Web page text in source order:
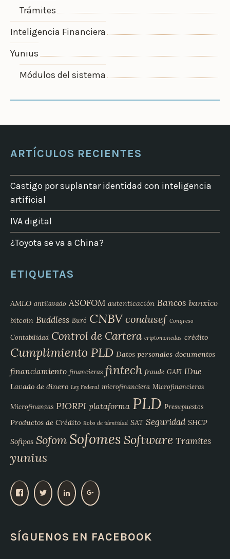
Trámites
Inteligencia Financiera
Yunius
Módulos del sistema
ARTÍCULOS RECIENTES
Castigo por suplantar identidad con inteligencia
artificial
IVA digital
¿Toyota se va a China?
ETIQUETAS
AMLO antilavado ASOFOM autenticación Bancos banxico
bitcoin Buddless Buró CNBVcondusef Congreso
Contabilidad Control de Cartera criptomonedas crédito
Cumplimiento PLD Datos personales documentos
financiamiento financieras fintech fraude GAFI IDue
Lavado de dinero Ley Federal microfinanciera Microfinancieras
Microfinanzas PIORPI plataforma PLD Presupuestos
Productos de Crédito Robo de identidad SAT Seguridad SHCP
Sofipos Sofom Sofomes Software Tramites
yunius
V
p
e
V
e
V
e
V
SÍGUENOS EN FACEBOOK